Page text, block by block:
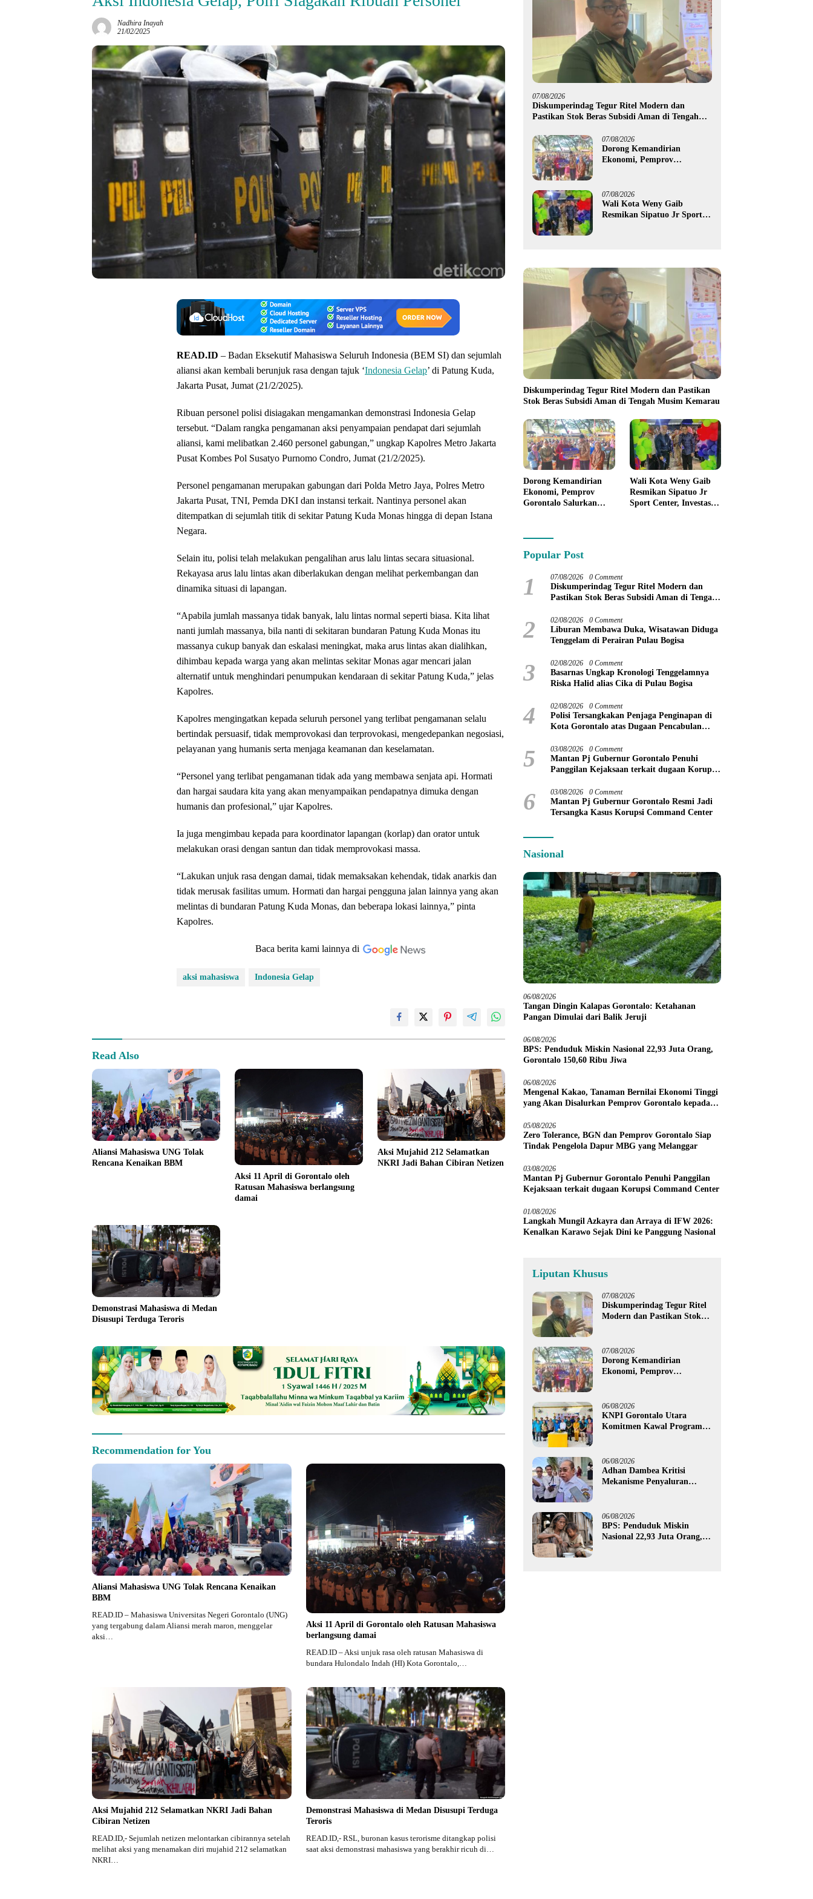
Nadhira Inayah
21/02/2025
READ.ID – Badan Eksekutif Mahasiswa Seluruh Indonesia (BEM SI) dan sejumlah
aliansi akan kembali berunjuk rasa dengan tajuk ‘Indonesia Gelap’ di Patung Kuda,
Jakarta Pusat, Jumat (21/2/2025).
Ribuan personel polisi disiagakan mengamankan demonstrasi Indonesia Gelap
tersebut. “Dalam rangka pengamanan aksi penyampaian pendapat dari sejumlah
aliansi, kami melibatkan 2.460 personel gabungan,” ungkap Kapolres Metro Jakarta
Pusat Kombes Pol Susatyo Purnomo Condro, Jumat (21/2/2025).
Personel pengamanan merupakan gabungan dari Polda Metro Jaya, Polres Metro
Jakarta Pusat, TNI, Pemda DKI dan instansi terkait. Nantinya personel akan
ditempatkan di sejumlah titik di sekitar Patung Kuda Monas hingga di depan Istana
Negara.
Selain itu, polisi telah melakukan pengalihan arus lalu lintas secara situasional.
Rekayasa arus lalu lintas akan diberlakukan dengan melihat perkembangan dan
dinamika situasi di lapangan.
“Apabila jumlah massanya tidak banyak, lalu lintas normal seperti biasa. Kita lihat
nanti jumlah massanya, bila nanti di sekitaran bundaran Patung Kuda Monas itu
massanya cukup banyak dan eskalasi meningkat, maka arus lintas akan dialihkan,
dihimbau kepada warga yang akan melintas sekitar Monas agar mencari jalan
alternatif untuk menghindari penumpukan kendaraan di sekitar Patung Kuda,” jelas
Kapolres.
Kapolres mengingatkan kepada seluruh personel yang terlibat pengamanan selalu
bertindak persuasif, tidak memprovokasi dan terprovokasi, mengedepankan negosiasi,
pelayanan yang humanis serta menjaga keamanan dan keselamatan.
“Personel yang terlibat pengamanan tidak ada yang membawa senjata api. Hormati
dan hargai saudara kita yang akan menyampaikan pendapatnya dimuka dengan
humanis dan profesional,” ujar Kapolres.
Ia juga mengimbau kepada para koordinator lapangan (korlap) dan orator untuk
melakukan orasi dengan santun dan tidak memprovokasi massa.
“Lakukan unjuk rasa dengan damai, tidak memaksakan kehendak, tidak anarkis dan
tidak merusak fasilitas umum. Hormati dan hargai pengguna jalan lainnya yang akan
melintas di bundaran Patung Kuda Monas, dan beberapa lokasi lainnya,” pinta
Kapolres.
Baca berita kami lainnya di
aksi mahasiswa Indonesia Gelap
Read Also
Aliansi Mahasiswa UNG Tolak
Rencana Kenaikan BBM
Aksi 11 April di Gorontalo oleh
Ratusan Mahasiswa berlangsung
damai
Aksi Mujahid 212 Selamatkan
NKRI Jadi Bahan Cibiran Netizen
Demonstrasi Mahasiswa di Medan
Disusupi Terduga Teroris
Recommendation for You
Aliansi Mahasiswa UNG Tolak Rencana Kenaikan
BBM
READ.ID – Mahasiswa Universitas Negeri Gorontalo (UNG)
yang tergabung dalam Aliansi merah maron, menggelar
aksi…
Aksi 11 April di Gorontalo oleh Ratusan Mahasiswa
berlangsung damai
READ.ID – Aksi unjuk rasa oleh ratusan Mahasiswa di
bundara Hulondalo Indah (HI) Kota Gorontalo,…
Aksi Mujahid 212 Selamatkan NKRI Jadi Bahan
Cibiran Netizen
READ.ID,- Sejumlah netizen melontarkan cibirannya setelah
melihat aksi yang menamakan diri mujahid 212 selamatkan
NKRI…
Demonstrasi Mahasiswa di Medan Disusupi Terduga
Teroris
READ.ID,- RSL, buronan kasus terorisme ditangkap polisi
saat aksi demonstrasi mahasiswa yang berakhir ricuh di…
07/08/2026
Diskumperindag Tegur Ritel Modern dan
Pastikan Stok Beras Subsidi Aman di Tengah
07/08/2026
Dorong Kemandirian
Ekonomi, Pemprov
untuk 395 Pelaku Usaha
07/08/2026
Wali Kota Weny Gaib
Resmikan Sipatuo Jr Sport
Diskumperindag Tegur Ritel Modern dan Pastikan
Stok Beras Subsidi Aman di Tengah Musim Kemarau
Dorong Kemandirian
Ekonomi, Pemprov
Gorontalo Salurkan
Pelaku Usaha
Wali Kota Weny Gaib
Resmikan Sipatuo Jr
Sport Center, Investasi
Popular Post
1 07/08/2026 0 Comment
Diskumperindag Tegur Ritel Modern dan
Pastikan Stok Beras Subsidi Aman di Tengah
2 02/08/2026 0 Comment
Liburan Membawa Duka, Wisatawan Diduga
Tenggelam di Perairan Pulau Bogisa
3 02/08/2026 0 Comment
Basarnas Ungkap Kronologi Tenggelamnya
Riska Halid alias Cika di Pulau Bogisa
4 02/08/2026 0 Comment
Polisi Tersangkakan Penjaga Penginapan di
Kota Gorontalo atas Dugaan Pencabulan
5 03/08/2026 0 Comment
Mantan Pj Gubernur Gorontalo Penuhi
Panggilan Kejaksaan terkait dugaan Korupsi
6 03/08/2026 0 Comment
Mantan Pj Gubernur Gorontalo Resmi Jadi
Tersangka Kasus Korupsi Command Center
Nasional
06/08/2026
Tangan Dingin Kalapas Gorontalo: Ketahanan
Pangan Dimulai dari Balik Jeruji
06/08/2026
BPS: Penduduk Miskin Nasional 22,93 Juta Orang,
Gorontalo 150,60 Ribu Jiwa
06/08/2026
Mengenal Kakao, Tanaman Bernilai Ekonomi Tinggi
yang Akan Disalurkan Pemprov Gorontalo kepada
05/08/2026
Zero Tolerance, BGN dan Pemprov Gorontalo Siap
Tindak Pengelola Dapur MBG yang Melanggar
03/08/2026
Mantan Pj Gubernur Gorontalo Penuhi Panggilan
Kejaksaan terkait dugaan Korupsi Command Center
01/08/2026
Langkah Mungil Azkayra dan Arraya di IFW 2026:
Kenalkan Karawo Sejak Dini ke Panggung Nasional
Liputan Khusus
07/08/2026
Diskumperindag Tegur Ritel
Modern dan Pastikan Stok
07/08/2026
Dorong Kemandirian
Ekonomi, Pemprov
untuk 395 Pelaku Usaha
06/08/2026
KNPI Gorontalo Utara
Komitmen Kawal Program
06/08/2026
Adhan Dambea Kritisi
Mekanisme Penyaluran
06/08/2026
BPS: Penduduk Miskin
Nasional 22,93 Juta Orang,